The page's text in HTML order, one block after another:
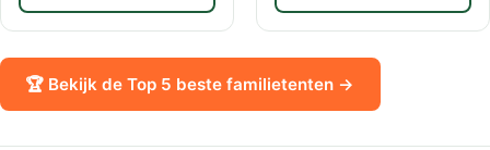
🏆 Bekijk de Top 5 beste familietenten →